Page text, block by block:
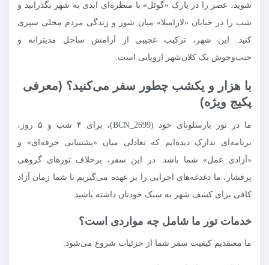
شوید، عصر را در پارک «گوئل» با منظره‌ای ابدی به شهر بگذرانید و
شب را در خیابان «لارامبلا» میان شور و زندگی مردم محلی سپری
کنید. این شهر، ترکیب عجیبی از آرامش ساحل مدیترانه و
جنب‌وجوش یک کلان‌شهر اروپایی است.
با هزار و یکشب چطور سفر می‌کنید؟ (معرفی
پکیج ویژه)
ما در تور بارسلونای خود (BCN_2699)، برای ۴ شب و ۵ روز،
برنامه‌ای تدارک دیده‌ایم که تعادلی میان «پشتیبانی حرفه‌ای» و
«آزادی عمل» شما باشد. در این سفر، برخلاف تورهای گروهی
پرفشار، ما دغدغه‌های اجرایی را بر عهده می‌گیریم تا شما زمان آزاد
کافی برای کشف شهر به سبک خودتان داشته باشید.
خدمات تور ما شامل چه مواردی است؟
ما معتقدیم کیفیت سفر شما از جزئیات شروع می‌شود: